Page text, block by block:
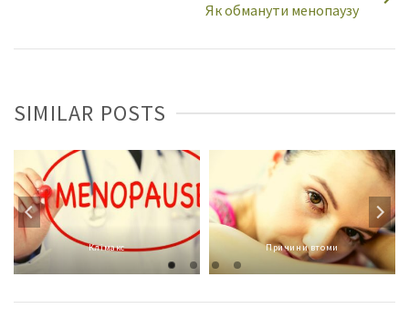
Як обманути менопаузу
SIMILAR POSTS
Клімакс Причини втоми